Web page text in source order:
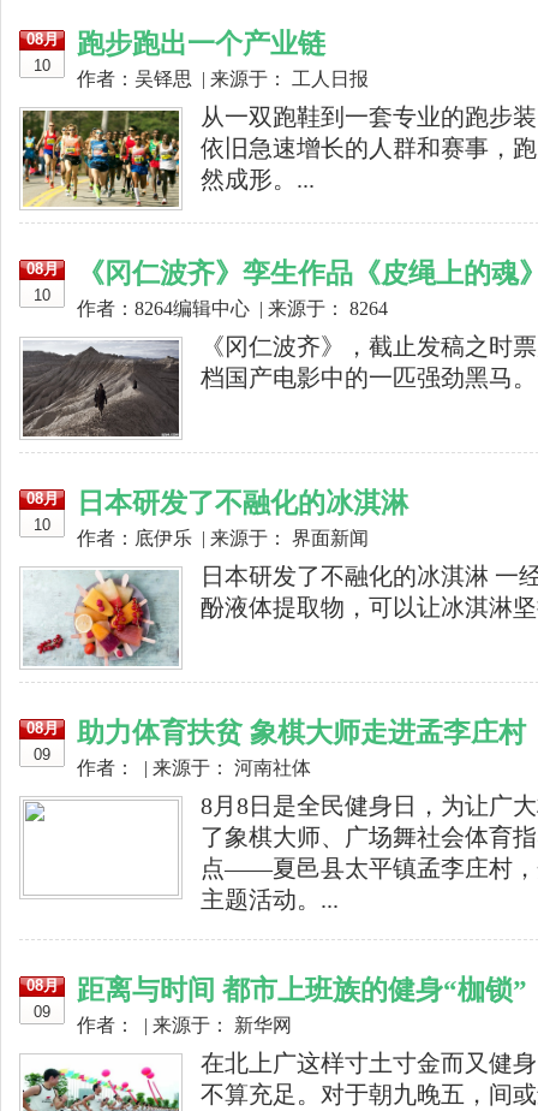
08月
10
跑步跑出一个产业链
作者：吴铎思 | 来源于： 工人日报
从一双跑鞋到一套专业的跑步
依旧急速增长的人群和赛事，
然成形。...
08月
10
《冈仁波齐》孪生作品《皮绳上的魂
作者：8264编辑中心 | 来源于： 8264
《冈仁波齐》，截止发稿之时
档国产电影中的一匹强劲黑马
08月
10
日本研发了不融化的冰淇淋
作者：底伊乐 | 来源于： 界面新闻
日本研发了不融化的冰淇淋 一
酚液体提取物，可以让冰淇淋
08月
09
助力体育扶贫 象棋大师走进孟李庄村
作者： | 来源于： 河南社体
8月8日是全民健身日，为让广
了象棋大师、广场舞社会体育
点——夏邑县太平镇孟李庄村，
主题活动。...
08月
09
距离与时间 都市上班族的健身“枷锁”
作者： | 来源于： 新华网
在北上广这样寸土寸金而又健
不算充足。对于朝九晚五，间